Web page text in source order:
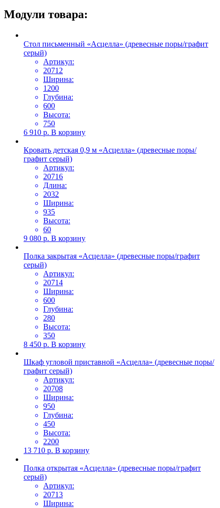
Модули товара:
Стол письменный «Асцелла» (древесные поры/графит
серый)
Артикул:
20712
Ширина:
1200
Глубина:
600
Высота:
750
6 910 р. В корзину
Кровать детская 0,9 м «Асцелла» (древесные поры/
графит серый)
Артикул:
20716
Длина:
2032
Ширина:
935
Высота:
60
9 080 р. В корзину
Полка закрытая «Асцелла» (древесные поры/графит
серый)
Артикул:
20714
Ширина:
600
Глубина:
280
Высота:
350
8 450 р. В корзину
Шкаф угловой приставной «Асцелла» (древесные поры/
графит серый)
Артикул:
20708
Ширина:
950
Глубина:
450
Высота:
2200
13 710 р. В корзину
Полка открытая «Асцелла» (древесные поры/графит
серый)
Артикул:
20713
Ширина: